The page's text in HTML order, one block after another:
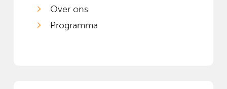
Over ons
Programma